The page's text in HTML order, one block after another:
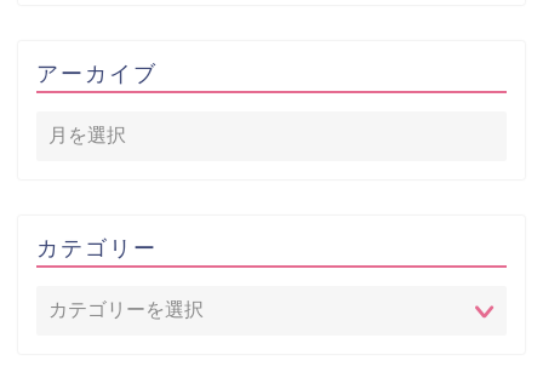
アーカイブ
カテゴリー